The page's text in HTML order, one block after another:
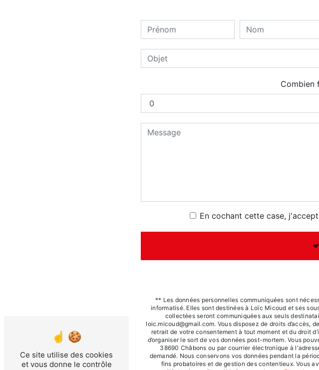
Combien
En cochant cette case,
** Les données personnelles communiquées sont
informatisé. Elles sont destinées à Loïc Micoud et ses
collectées seront communiquées aux seuls
loic.micoud@gmail.com. Vous disposez de droits d’accès,
retrait de votre consentement à tout moment et du droit
d’organiser le sort de vos données post-mortem. Vous
38690 Châbons ou par courrier électronique à
demandé. Nous conservons vos données pendant la
fins probatoires et de gestion des contentieux. Vous
Ce site utilise des cookies
et vous donne le contrôle